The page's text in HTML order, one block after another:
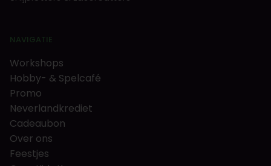
NAVIGATIE
Workshops
Hobby- & Spelcafé
Promo
Neverlandkrediet
Cadeaubon
Over ons
Feestjes